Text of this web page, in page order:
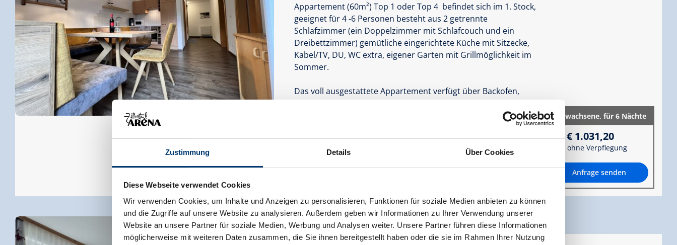
Zustimmung Details Über Cookies
Diese Webseite verwendet Cookies
Wir verwenden Cookies, um Inhalte und Anzeigen zu personalisieren, Funktionen für soziale Medien anbieten zu können
und die Zugriffe auf unsere Website zu analysieren. Außerdem geben wir Informationen zu Ihrer Verwendung unserer
Website an unsere Partner für soziale Medien, Werbung und Analysen weiter. Unsere Partner führen diese Informationen
möglicherweise mit weiteren Daten zusammen, die Sie ihnen bereitgestellt haben oder die sie im Rahmen Ihrer Nutzung
Appartement (60m²) Top 1 oder Top 4 befindet sich im 1. Stock,
geeignet für 4 -6 Personen besteht aus 2 getrennte
Schlafzimmer (ein Doppelzimmer mit Schlafcouch und ein
Dreibettzimmer) gemütliche eingerichtete Küche mit Sitzecke,
Kabel/TV, DU, WC extra, eigener Garten mit Grillmöglichkeit im
Sommer.
Das voll ausgestattete Appartement verfügt über Backofen,
Essgeschirr, Eierkocher, Toaster, Kühlschrank mit Gefrierfach,
Ausstattung
Verfügbarkeitskalender
2 Erwachsene, für 6 Nächte
€ 1.031,20
ohne Verpflegung
Anfrage senden